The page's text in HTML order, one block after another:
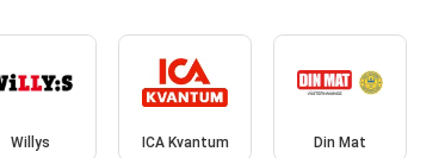
Willys ICA Kvantum Din Mat